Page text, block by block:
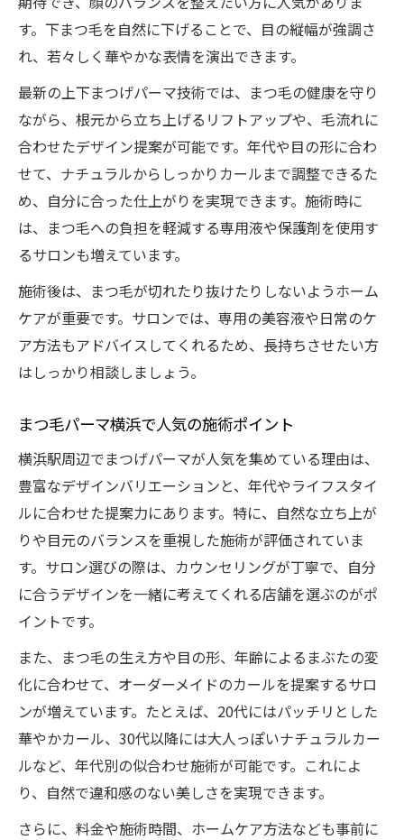
す。下まつ毛を自然に下げることで、目の縦幅が強調さ
れ、若々しく華やかな表情を演出できます。
最新の上下まつげパーマ技術では、まつ毛の健康を守り
ながら、根元から立ち上げるリフトアップや、毛流れに
合わせたデザイン提案が可能です。年代や目の形に合わ
せて、ナチュラルからしっかりカールまで調整できるた
め、自分に合った仕上がりを実現できます。施術時に
は、まつ毛への負担を軽減する専用液や保護剤を使用す
るサロンも増えています。
施術後は、まつ毛が切れたり抜けたりしないようホーム
ケアが重要です。サロンでは、専用の美容液や日常のケ
ア方法もアドバイスしてくれるため、長持ちさせたい方
はしっかり相談しましょう。
まつ毛パーマ横浜で人気の施術ポイント
横浜駅周辺でまつげパーマが人気を集めている理由は、
豊富なデザインバリエーションと、年代やライフスタイ
ルに合わせた提案力にあります。特に、自然な立ち上が
りや目元のバランスを重視した施術が評価されていま
す。サロン選びの際は、カウンセリングが丁寧で、自分
に合うデザインを一緒に考えてくれる店舗を選ぶのがポ
イントです。
また、まつ毛の生え方や目の形、年齢によるまぶたの変
化に合わせて、オーダーメイドのカールを提案するサロ
ンが増えています。たとえば、20代にはパッチリとした
華やかカール、30代以降には大人っぽいナチュラルカー
ルなど、年代別の似合わせ施術が可能です。これによ
り、自然で違和感のない美しさを実現できます。
さらに、料金や施術時間、ホームケア方法なども事前に